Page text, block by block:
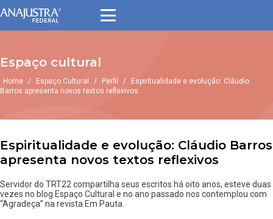
Espaço cultural
Home / Espaço Cultural / Perfil /
Espiritualidade e evolução: Cláudio
Barros apresenta novos textos reflexivos
Espiritualidade e evolução: Cláudio Barros
apresenta novos textos reflexivos
Servidor do TRT22 compartilha seus escritos há oito anos, esteve duas
vezes no blog Espaço Cultural e no ano passado nos contemplou com
“Agradeça” na revista Em Pauta.